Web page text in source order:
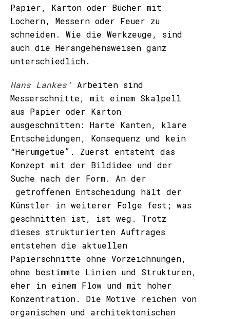
Papier, Karton oder Bücher mit
Lochern, Messern oder Feuer zu
schneiden. Wie die Werkzeuge, sind
auch die Herangehensweisen ganz
unterschiedlich.
Hans Lankes‘ Arbeiten sind
Messerschnitte, mit einem Skalpell
aus Papier oder Karton
ausgeschnitten: Harte Kanten, klare
Entscheidungen, Konsequenz und kein
“Herumgetue”. Zuerst entsteht das
Konzept mit der Bildidee und der
Suche nach der Form. An der
getroffenen Entscheidung hält der
Künstler in weiterer Folge fest; was
geschnitten ist, ist weg. Trotz
dieses strukturierten Auftrages
entstehen die aktuellen
Papierschnitte ohne Vorzeichnungen,
ohne bestimmte Linien und Strukturen,
eher in einem Flow und mit hoher
Konzentration. Die Motive reichen von
organischen und architektonischen